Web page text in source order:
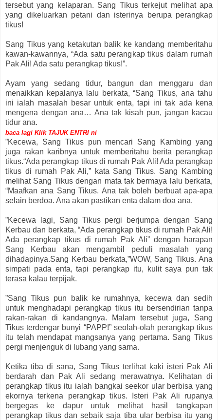
tersebut yang kelaparan. Sang Tikus terkejut melihat apa
yang dikeluarkan petani dan isterinya berupa perangkap
tikus!
Sang Tikus yang ketakutan balik ke kandang memberitahu
kawan-kawannya, “Ada satu perangkap tikus dalam rumah
Pak Ali! Ada satu perangkap tikus!”.
Ayam yang sedang tidur, bangun dan menggaru dan
menaikkan kepalanya lalu berkata, “Sang Tikus, ana tahu
ini ialah masalah besar untuk enta, tapi ini tak ada kena
mengena dengan ana… Ana tak kisah pun, jangan kacau
tidur ana.
baca lagi Klik TAJUK ENTRI ni
”Kecewa, Sang Tikus pun mencari Sang Kambing yang
juga rakan karibnya untuk memberitahu berita perangkap
tikus.“Ada perangkap tikus di rumah Pak Ali! Ada perangkap
tikus di rumah Pak Ali,” kata Sang Tikus. Sang Kambing
melihat Sang Tikus dengan mata tak bermaya lalu berkata,
“Maafkan ana Sang Tikus. Ana tak boleh berbuat apa-apa
selain berdoa. Ana akan pastikan enta dalam doa ana.
”Kecewa lagi, Sang Tikus pergi berjumpa dengan Sang
Kerbau dan berkata, “Ada perangkap tikus di rumah Pak Ali!
Ada perangkap tikus di rumah Pak Ali” dengan harapan
Sang Kerbau akan mengambil peduli masalah yang
dihadapinya.Sang Kerbau berkata,”WOW, Sang Tikus. Ana
simpati pada enta, tapi perangkap itu, kulit saya pun tak
terasa kalau terpijak.
”Sang Tikus pun balik ke rumahnya, kecewa dan sedih
untuk menghadapi perangkap tikus itu bersendirian tanpa
rakan-rakan di kandangnya. Malam tersebut juga, Sang
Tikus terdengar bunyi “PAPP!” seolah-olah perangkap tikus
itu telah mendapat mangsanya yang pertama. Sang Tikus
pergi menjenguk di lubang yang sama.
Ketika tiba di sana, Sang Tikus terlihat kaki isteri Pak Ali
berdarah dan Pak Ali sedang merawatnya. Kelihatan di
perangkap tikus itu ialah bangkai seekor ular berbisa yang
ekornya terkena perangkap tikus. Isteri Pak Ali rupanya
bergegas ke dapur untuk melihat hasil tangkapan
perangkap tikus dan sebaik saja tiba ular berbisa itu yang